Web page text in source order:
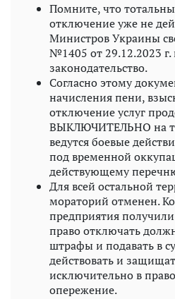
Помните, что
отключение уже не
Министров Украины
№1405 от 29.12.2023 г.
законодательство.
Согласно этому
начисления пени,
отключение услуг
ВЫКЛЮЧИТЕЛЬНО на
ведутся боевые
под временной
действующему
Для всей остальной
мораторий отменен.
предприятия
право отключать
штрафы и подавать в
действовать и
исключительно в
опережение.